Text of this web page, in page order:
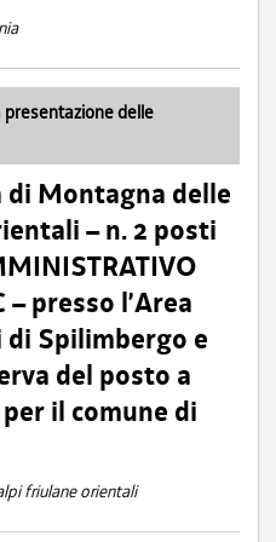
presentazione delle
di Montagna delle
– n. 2 posti
– presso l’Area
di Spilimbergo e
del posto a
il comune di
friulane orientali